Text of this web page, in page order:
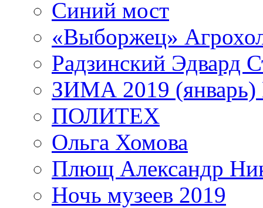
Синий мост
«Выборжец»
Радзинский Эдвард
ЗИМА 2019 (январь)
ПОЛИТЕХ
Ольга Хомова
Плющ Александр
Ночь музеев 2019